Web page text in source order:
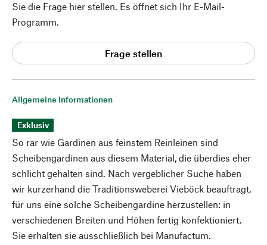
Allgemeine Informationen
Exklusiv
So rar wie Gardinen aus feinstem Reinleinen sind
Scheibengardinen aus diesem Material, die überdies eher
schlicht gehalten sind. Nach vergeblicher Suche haben
wir kurzerhand die Traditionsweberei Vieböck beauftragt,
für uns eine solche Scheibengardine herzustellen: in
verschiedenen Breiten und Höhen fertig konfektioniert.
Sie erhalten sie ausschließlich bei Manufactum.
Sie die Frage hier stellen. Es öffnet sich Ihr E-Mail-
Programm.
Frage stellen